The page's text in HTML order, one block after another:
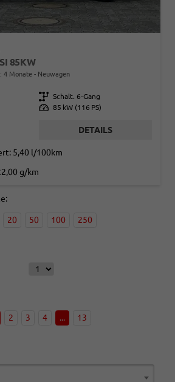
85KW
4 Monate Neuwagen
Getriebe Schalt. 6-Gang
Leistung 85 kW (116 PS)
DETAILS
5,40 l/100km
g/km
20 50 100 250
2 3 4 ... 13